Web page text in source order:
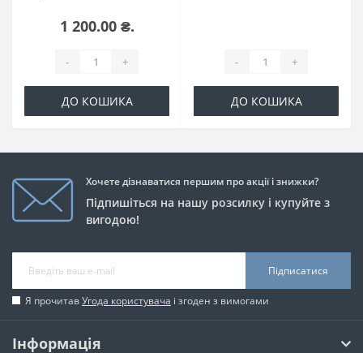
1 200.00 ₴.
- +
ДО КОШИКА
- +
ДО КОШИКА
Хочете дізнаватися першим про акції і знижки?
Підпишіться на нашу розсилку і купуйте з
вигодою!
Підписатися
Я прочитавУгода користувача і згоден з вимогами
Інформація